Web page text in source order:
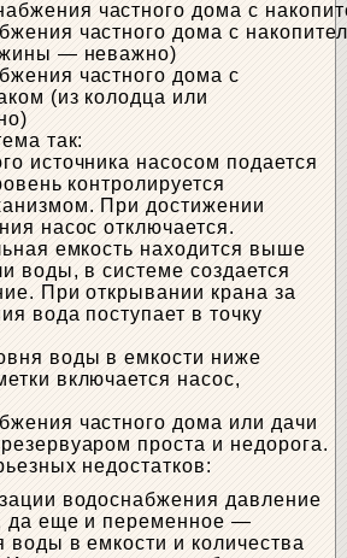
частного дома с
— неважно)
частного дома с
(из колодца или
так:
источника насосом подается
контролируется
При достижении
насос отключается.
емкость находится выше
воды, в системе создается
При открывании крана за
вода поступает в точку
воды в емкости ниже
включается насос,
частного дома или дачи
проста и недорога.
недостатков:
водоснабжения давление
да еще и переменное —
воды в емкости и количества